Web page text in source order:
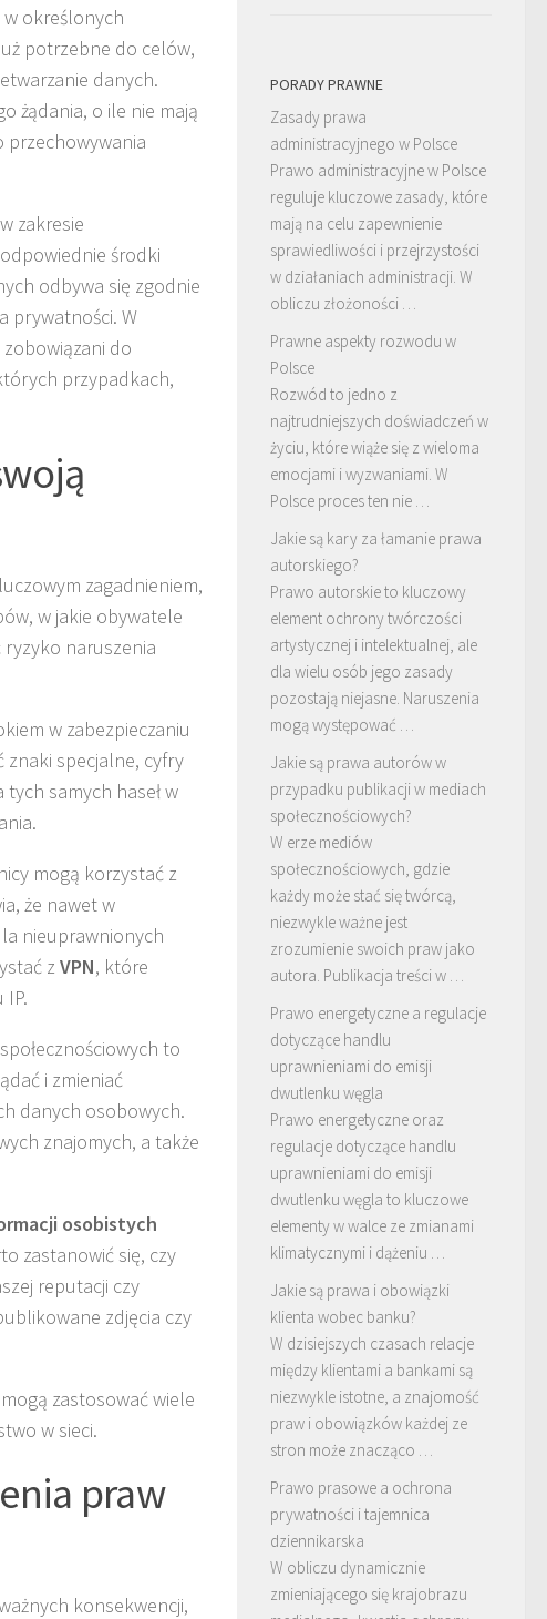
określonych
potrzebne do celów,
danych.
żądania, o ile nie mają
przechowywania
zakresie
środki
odbywa się zgodnie
prywatności. W
do
przypadkach,
zagadnieniem,
w jakie obywatele
naruszenia
w zabezpieczaniu
znaki specjalne, cyfry
samych haseł w
mogą korzystać z
że nawet w
nieuprawnionych
z VPN, które
to
i zmieniać
danych osobowych.
znajomych, a także
osobistych
zastanowić się, czy
reputacji czy
zdjęcia czy
zastosować wiele
w sieci.
praw
konsekwencji,
PORADY PRAWNE
Zasady prawa
administracyjnego w Polsce
Prawo administracyjne w Polsce
reguluje kluczowe zasady, które
mają na celu zapewnienie
sprawiedliwości i przejrzystości
w działaniach administracji. W
obliczu złożoności …
Prawne aspekty rozwodu w
Polsce
Rozwód to jedno z
najtrudniejszych doświadczeń w
życiu, które wiąże się z wieloma
emocjami i wyzwaniami. W
Polsce proces ten nie …
Jakie są kary za łamanie prawa
autorskiego?
Prawo autorskie to kluczowy
element ochrony twórczości
artystycznej i intelektualnej, ale
dla wielu osób jego zasady
pozostają niejasne. Naruszenia
mogą występować …
Jakie są prawa autorów w
przypadku publikacji w mediach
społecznościowych?
W erze mediów
społecznościowych, gdzie
każdy może stać się twórcą,
niezwykle ważne jest
zrozumienie swoich praw jako
autora. Publikacja treści w …
Prawo energetyczne a regulacje
dotyczące handlu
uprawnieniami do emisji
dwutlenku węgla
Prawo energetyczne oraz
regulacje dotyczące handlu
uprawnieniami do emisji
dwutlenku węgla to kluczowe
elementy w walce ze zmianami
klimatycznymi i dążeniu …
Jakie są prawa i obowiązki
klienta wobec banku?
W dzisiejszych czasach relacje
między klientami a bankami są
niezwykle istotne, a znajomość
praw i obowiązków każdej ze
stron może znacząco …
Prawo prasowe a ochrona
prywatności i tajemnica
dziennikarska
W obliczu dynamicznie
zmieniającego się krajobrazu